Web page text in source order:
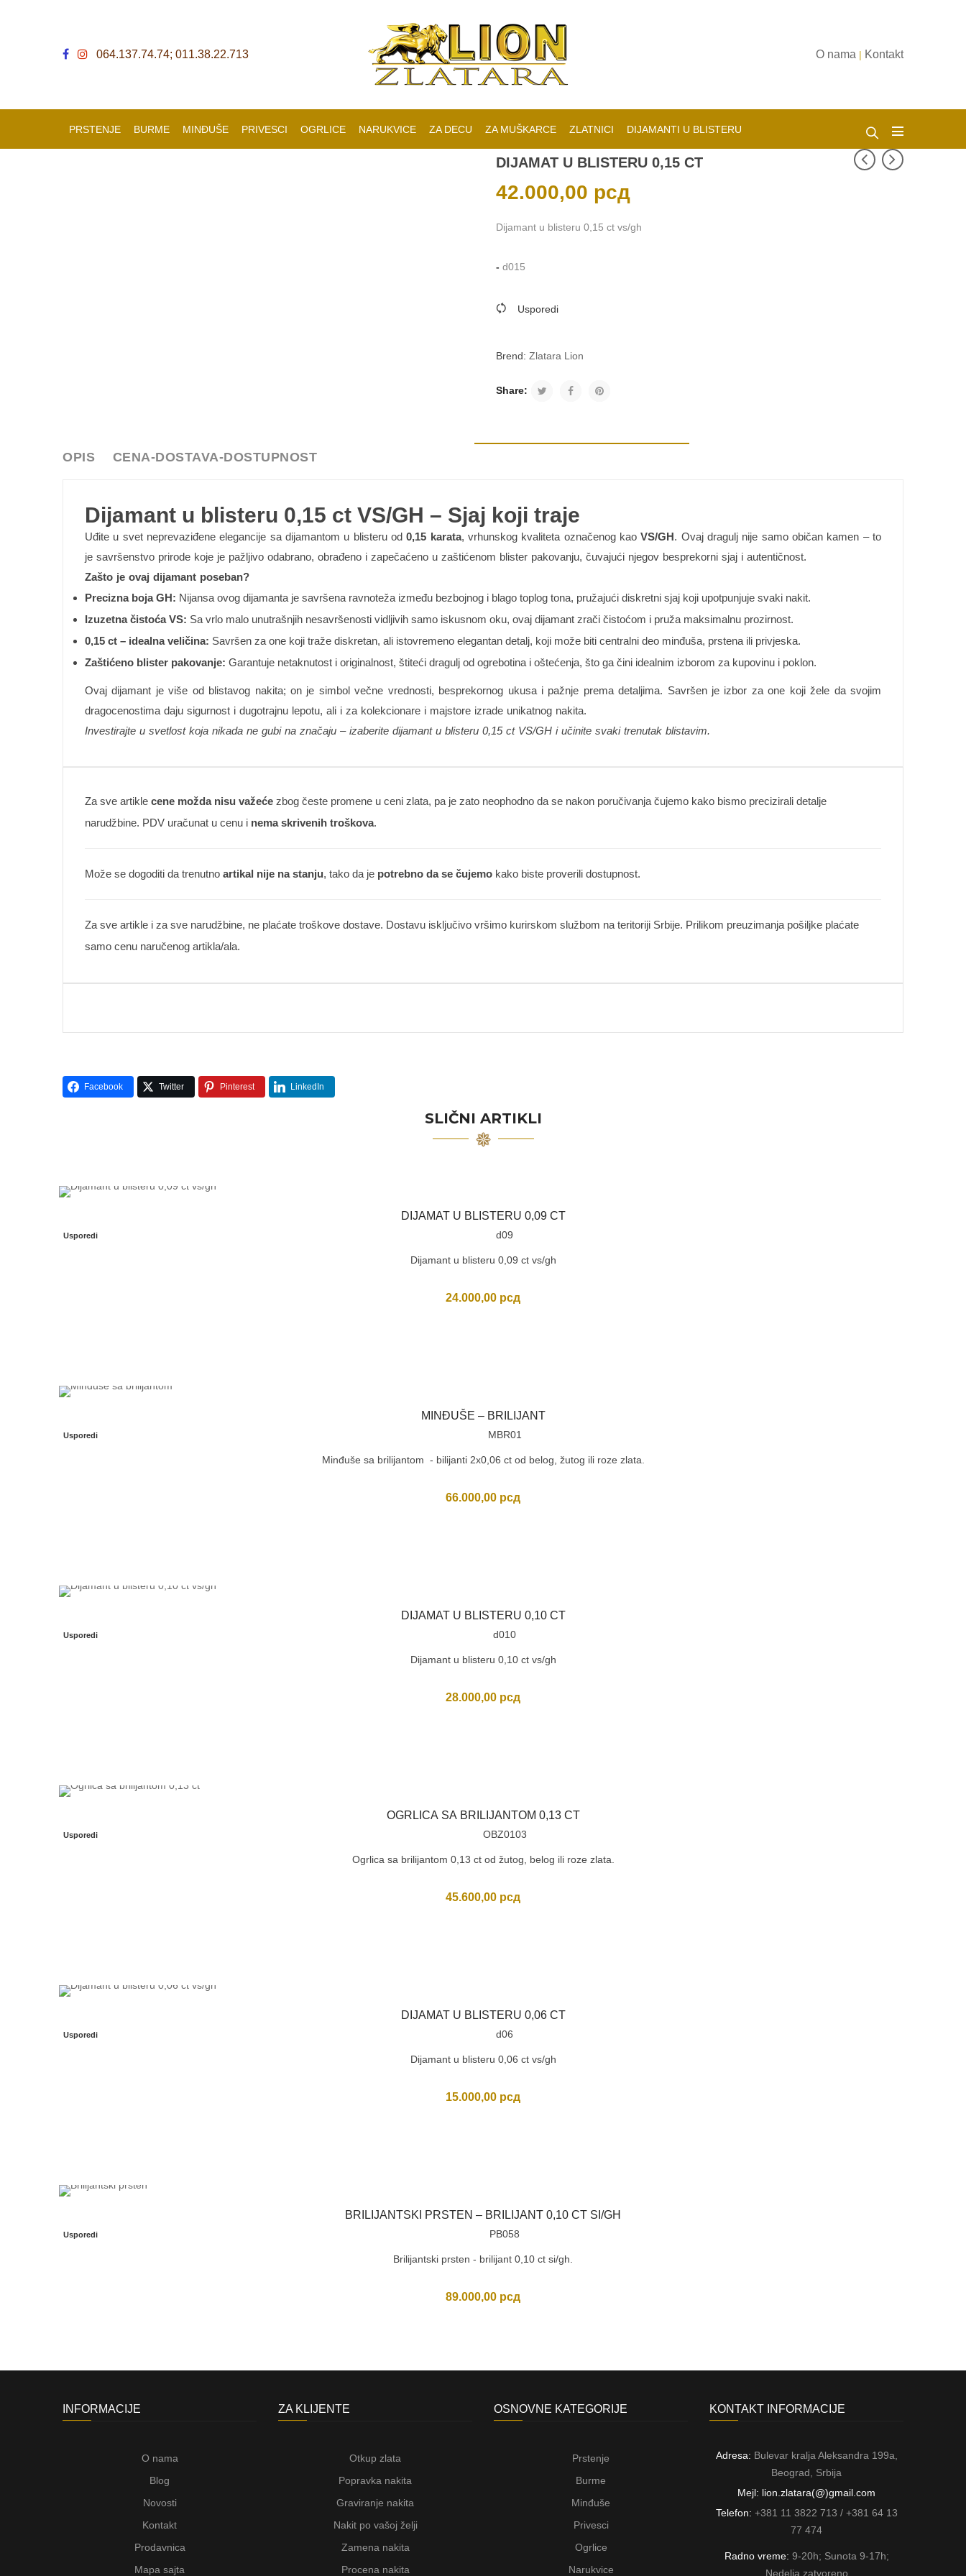
064.137.74.74; 011.38.22.713 O nama | Kontakt
PRSTENJE BURME MINĐUŠE PRIVESCI OGRLICE NARUKVICE ZA DECU ZA MUŠKARCE ZLATNICI DIJAMANTI U BLISTERU
DIJAMAT U BLISTERU 0,15 CT
42.000,00 рсд
Dijamant u blisteru 0,15 ct vs/gh
-d015
Usporedi
Brend:Zlatara Lion
Share:
OPIS CENA-DOSTAVA-DOSTUPNOST
Dijamant u blisteru 0,15 ct VS/GH – Sjaj koji traje
Uđite u svet neprevaziđene elegancije sa dijamantom u blisteru od0,15 karata, vrhunskog kvaliteta označenog kaoVS/GH. Ovaj dragulj nije samo običan kamen – to
je savršenstvo prirode koje je pažljivo odabrano, obrađeno i zapečaćeno u zaštićenom blister pakovanju, čuvajući njegov besprekorni sjaj i autentičnost.
Zašto je ovaj dijamant poseban?
Precizna boja GH: Nijansa ovog dijamanta je savršena ravnoteža između bezbojnog i blago toplog tona, pružajući diskretni sjaj koji upotpunjuje svaki nakit.
Izuzetna čistoća VS: Sa vrlo malo unutrašnjih nesavršenosti vidljivih samo iskusnom oku, ovaj dijamant zrači čistoćom i pruža maksimalnu prozirnost.
0,15 ct – idealna veličina: Savršen za one koji traže diskretan, ali istovremeno elegantan detalj, koji može biti centralni deo minđuša, prstena ili privjeska.
Zaštićeno blister pakovanje: Garantuje netaknutost i originalnost, štiteći dragulj od ogrebotina i oštećenja, što ga čini idealnim izborom za kupovinu i poklon.
Ovaj dijamant je više od blistavog nakita; on je simbol večne vrednosti, besprekornog ukusa i pažnje prema detaljima. Savršen je izbor za one koji žele da svojim
dragocenostima daju sigurnost i dugotrajnu lepotu, ali i za kolekcionare i majstore izrade unikatnog nakita.
Investirajte u svetlost koja nikada ne gubi na značaju – izaberite dijamant u blisteru 0,15 ct VS/GH i učinite svaki trenutak blistavim.
Za sve artikle cene možda nisu važeće zbog česte promene u ceni zlata, pa je zato neophodno da se nakon poručivanja čujemo kako bismo precizirali detalje
narudžbine. PDV uračunat u cenu i nema skrivenih troškova.
Može se dogoditi da trenutno artikal nije na stanju, tako da je potrebno da se čujemo kako biste proverili dostupnost.
Za sve artikle i za sve narudžbine, ne plaćate troškove dostave. Dostavu isključivo vršimo kurirskom službom na teritoriji Srbije. Prilikom preuzimanja pošiljke plaćate
samo cenu naručenog artikla/ala.
Facebook Twitter Pinterest LinkedIn
SLIČNI ARTIKLI
DIJAMAT U BLISTERU 0,09 CT
Usporedi d09
Dijamant u blisteru 0,09 ct vs/gh
24.000,00 рсд
MINĐUŠE – BRILIJANT
Usporedi MBR01
Minđuše sa brilijantom - bilijanti 2x0,06 ct od belog, žutog ili roze zlata.
66.000,00 рсд
DIJAMAT U BLISTERU 0,10 CT
Usporedi d010
Dijamant u blisteru 0,10 ct vs/gh
28.000,00 рсд
OGRLICA SA BRILIJANTOM 0,13 CT
Usporedi OBZ0103
Ogrlica sa brilijantom 0,13 ct od žutog, belog ili roze zlata.
45.600,00 рсд
DIJAMAT U BLISTERU 0,06 CT
Usporedi d06
Dijamant u blisteru 0,06 ct vs/gh
15.000,00 рсд
BRILIJANTSKI PRSTEN – BRILIJANT 0,10 CT SI/GH
Usporedi PB058
Brilijantski prsten - brilijant 0,10 ct si/gh.
89.000,00 рсд
INFORMACIJE
O nama
Blog
Novosti
Kontakt
Prodavnica
Mapa sajta
ZA KLIJENTE
Otkup zlata
Popravka nakita
Graviranje nakita
Nakit po vašoj želji
Zamena nakita
Procena nakita
OSNOVNE KATEGORIJE
Prstenje
Burme
Minđuše
Privesci
Ogrlice
Narukvice
KONTAKT INFORMACIJE
Adresa: Bulevar kralja Aleksandra 199a,
Beograd, Srbija
Mejl: lion.zlatara(@)gmail.com
Telefon: +381 11 3822 713 / +381 64 13
77 474
Radno vreme: 9-20h; Sunota 9-17h;
Nedelja zatvoreno